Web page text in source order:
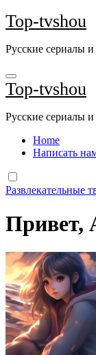
Перейти
к
Top-tvshou
Русские сериалы
Top-tvshou
Русские сериалы
Home
Написать
Развлекательные
Привет,